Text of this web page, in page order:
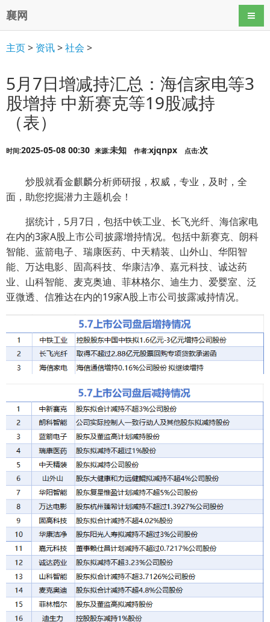
襄网 导航
主页> 资讯>社会 >
5月7日增减持汇总：海信家电等3
股增持 中新赛克等19股减持
（表）
时间:2025-05-08 00:30 来源:未知 作者:xjqnpx 点击:次
炒股就看金麒麟分析师研报，权威，专业，及时，全
面，助您挖掘潜力主题机会！
据统计，5月7日，包括中铁工业、长飞光纤、海信家电
在内的3家A股上市公司披露增持情况。包括中新赛克、朗科
智能、蓝箭电子、瑞康医药、中天精装、山外山、华阳智
能、万达电影、固高科技、华康洁净、嘉元科技、诚达药
业、山科智能、麦克奥迪、菲林格尔、迪生力、爱婴室、泛
亚微透、信雅达在内的19家A股上市公司披露减持情况。